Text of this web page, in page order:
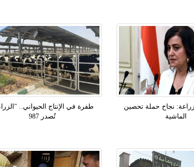
طفرة في الإنتاج الحيواني..
تُصدر 987
نجاح حملة تحصين
الماشية